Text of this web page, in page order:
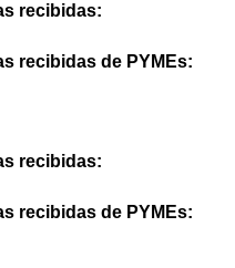
recibidas:
recibidas de PYMEs:
recibidas:
recibidas de PYMEs: